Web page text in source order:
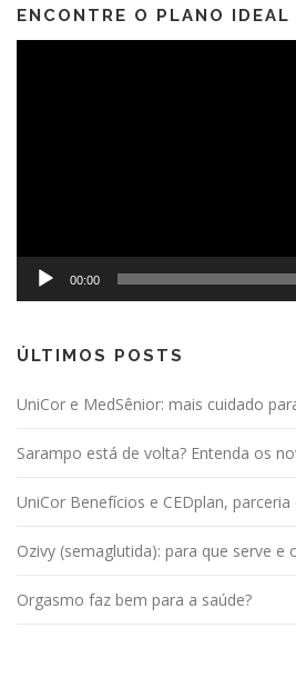
ENCONTRE O PLANO
00:00
ÚLTIMOS POSTS
UniCor e MedSênior: mais cuidado
Sarampo está de volta? Entenda os
UniCor Benefícios e CEDplan, parceria
Ozivy (semaglutida): para que serve e
Orgasmo faz bem para a saúde?